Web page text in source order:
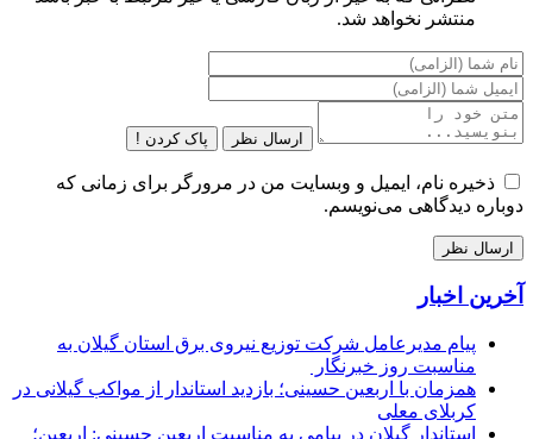
منتشر نخواهد شد.
ارسال نظر پاک کردن !
ذخیره نام، ایمیل و وبسایت من در مرورگر برای زمانی که
دوباره دیدگاهی می‌نویسم.
آخرین اخبار
پیام مدیرعامل شركت توزیع نیروی برق استان گیلان به
مناسبت روز خبرنگار ‌
همزمان با اربعین حسینی؛ بازدید استاندار از مواکب گیلانی در
کربلای معلی
استاندار گیلان در پیامی به مناسبت اربعین حسینی: اربعین؛